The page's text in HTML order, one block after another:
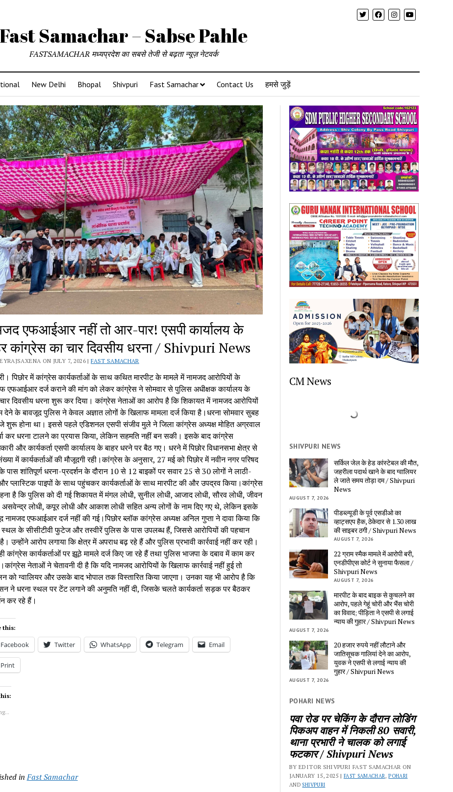
Fast Samachar – Sabse Pahle
FASTSAMACHAR मध्यप्रदेश का सबसे तेजी से बढ़ता न्यूज़ नेटवर्क
New Delhi Bhopal Shivpuri Fast Samachar Contact Us हमसे जुड़ें
एफआईआर नहीं तो आर-पार! एसपी कार्यालय के
कांग्रेस का चार दिवसीय धरना / Shivpuri News
ON JULY 7, 2026 |FAST SAMACHAR
पिछोर में कांग्रेस कार्यकर्ताओं के साथ कथित मारपीट के मामले में नामजद आरोपियों के
एफआईआर दर्ज कराने की मांग को लेकर कांग्रेस ने सोमवार से पुलिस अधीक्षक कार्यालय के
दिवसीय धरना शुरू कर दिया। कांग्रेस नेताओं का आरोप है कि शिकायत में नामजद आरोपियों
देने के बावजूद पुलिस ने केवल अज्ञात लोगों के खिलाफ मामला दर्ज किया है।धरना सोमवार सुबह
शुरू होना था। इससे पहले एडिशनल एसपी संजीव मुले ने जिला कांग्रेस अध्यक्ष मोहित अग्रवाल
कर धरना टालने का प्रयास किया, लेकिन सहमति नहीं बन सकी। इसके बाद कांग्रेस
और कार्यकर्ता एसपी कार्यालय के बाहर धरने पर बैठ गए। धरने में पिछोर विधानसभा क्षेत्र से
में कार्यकर्ताओं की मौजूदगी रही।कांग्रेस के अनुसार, 27 मई को पिछोर में नवीन नगर परिषद
पास शांतिपूर्ण धरना-प्रदर्शन के दौरान 10 से 12 बाइकों पर सवार 25 से 30 लोगों ने लाठी-
प्लास्टिक पाइपों के साथ पहुंचकर कार्यकर्ताओं के साथ मारपीट की और उपद्रव किया।कांग्रेस
है कि पुलिस को दी गई शिकायत में मंगल लोधी, सुनील लोधी, आजाद लोधी, सौरव लोधी, जीवन
असवेन्द्र लोधी, कपूर लोधी और आकाश लोधी सहित अन्य लोगों के नाम दिए गए थे, लेकिन इसके
नामजद एफआईआर दर्ज नहीं की गई।पिछोर ब्लॉक कांग्रेस अध्यक्ष अनिल गुप्ता ने दावा किया कि
स्थल के सीसीटीवी फुटेज और तस्वीरें पुलिस के पास उपलब्ध हैं, जिससे आरोपियों की पहचान
उन्होंने आरोप लगाया कि क्षेत्र में अपराध बढ़ रहे हैं और पुलिस प्रभावी कार्रवाई नहीं कर रही।
कांग्रेस कार्यकर्ताओं पर झूठे मामले दर्ज किए जा रहे हैं तथा पुलिस भाजपा के दबाव में काम कर
नेताओं ने चेतावनी दी है कि यदि नामजद आरोपियों के खिलाफ कार्रवाई नहीं हुई तो
को ग्वालियर और उसके बाद भोपाल तक विस्तारित किया जाएगा। उनका यह भी आरोप है कि
ने धरना स्थल पर टेंट लगाने की अनुमति नहीं दी, जिसके चलते कार्यकर्ता सड़क पर बैठकर
कर रहे हैं।
this:
Facebook Twitter WhatsApp Telegram Email
Print
in Fast Samachar
CM News
SHIVPURI NEWS
सर्किल जेल के हेड कांस्टेबल की मौत,
जहरीला पदार्थ खाने के बाद ग्वालियर
ले जाते समय तोड़ा दम / Shivpuri
News
AUGUST 7, 2026
पीडब्ल्यूडी के पूर्व एसडीओ का
व्हाट्सएप हैक, ठेकेदार से 1.30 लाख
की साइबर ठगी / Shivpuri News
AUGUST 7, 2026
22 ग्राम स्मैक मामले में आरोपी बरी,
एनडीपीएस कोर्ट ने सुनाया फैसला /
Shivpuri News
AUGUST 7, 2026
मारपीट के बाद बाइक से कुचलने का
आरोप, पहले गेहूं चोरी और भैंस चोरी
का विवाद; पीड़िता ने एसपी से लगाई
न्याय की गुहार / Shivpuri News
AUGUST 7, 2026
20 हजार रुपये नहीं लौटाने और
जातिसूचक गालियां देने का आरोप,
युवक ने एसपी से लगाई न्याय की
गुहार / Shivpuri News
AUGUST 7, 2026
POHARI NEWS
पवा रोड पर चेकिंग के दौरान लोडिंग
पिकअप वाहन में निकली 80 सवारी,
थाना प्रभारी ने चालक को लगाई
फटकार / Shivpuri News
BY EDITOR SHIVPURI FAST SAMACHAR ON
JANUARY 15, 2025 | FAST SAMACHAR,POHARI
AND SHIVPURI